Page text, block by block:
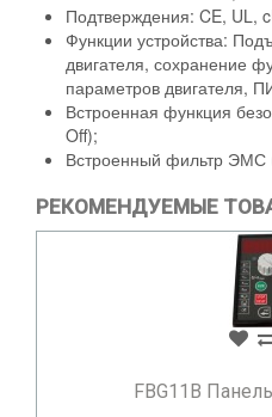
Подтверждения: CE, UL,
Функции устройства:
двигателя, сохранение
параметров двигателя,
Встроенная функция
Off);
Встроенный фильтр ЭМС
РЕКОМЕНДУЕМЫЕ
FBG11B